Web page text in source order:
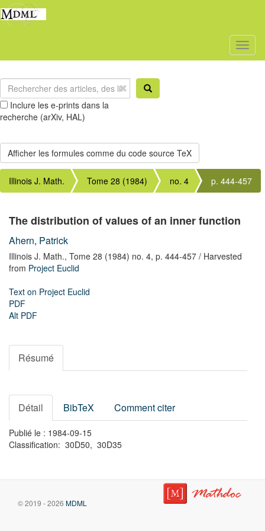
Inclure les e-prints dans la
recherche (arXiv, HAL)
Illinois J. Math. Tome 28 (1984) no. 4 p. 444-457
The distribution of values of an inner function
Ahern, Patrick
Illinois J. Math., Tome 28 (1984) no. 4, p. 444-457 / Harvested
from Project Euclid
Text on Project Euclid
PDF
Alt PDF
Résumé
Détail BibTeX Comment citer
Publié le : 1984-09-15
Classification: 30D50, 30D35
© 2019 - 2026 MDML